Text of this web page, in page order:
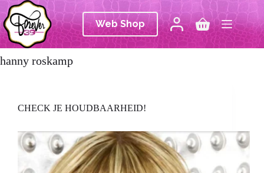
Ga
naar
de
inhoud
Web Shop Winkelwagen
hanny roskamp
CHECK JE HOUDBAARHEID!